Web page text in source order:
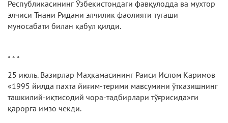
Республикасининг Ўзбекистондаги фавқулодда ва мухтор
элчиси Тнани Ридани элчилик фаолияти тугаши
муносабати билан қабул қилди.
* * *
25 июль. Вазирлар Маҳкамасининг Раиси Ислом Каримов
«1995 йилда пахта йиғим-терими мавсумини ўтказишнинг
ташкилий-иқтисодий чора-тадбирлари тўғрисида»ги
қарорга имзо чекди.